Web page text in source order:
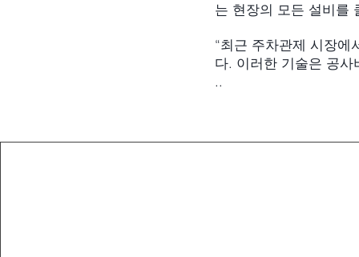
는 현장의 모든 설비를
“최근 주차관제 시장
다. 이러한 기술은 공
..